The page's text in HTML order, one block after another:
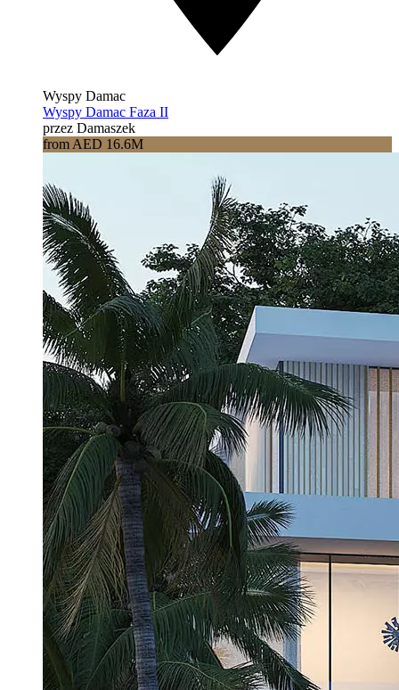
Wyspy Damac
Wyspy Damac Faza II
przez Damaszek
from AED 16.6M